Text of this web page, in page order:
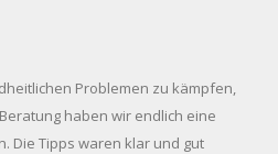
Problemen zu kämpfen,
haben wir endlich eine
Die Tipps waren klar und gut